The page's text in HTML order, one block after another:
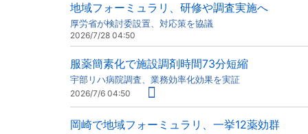
地域フォーミュラリ、研修や調査実施へ
厚労省が検討委設置、対応策を協議
2026/7/28 04:50
服薬簡素化で施設調剤時間73分短縮
宇部リハ病院調査、業務効率化効果を実証
2026/7/6 04:50
岡崎で地域フォーミュラリ、一挙12薬効群